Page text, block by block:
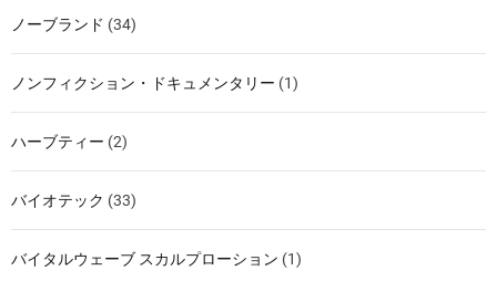
ノーブランド (34)
ノンフィクション・ドキュメンタリー (1)
ハーブティー (2)
バイオテック (33)
バイタルウェーブ スカルプローション (1)